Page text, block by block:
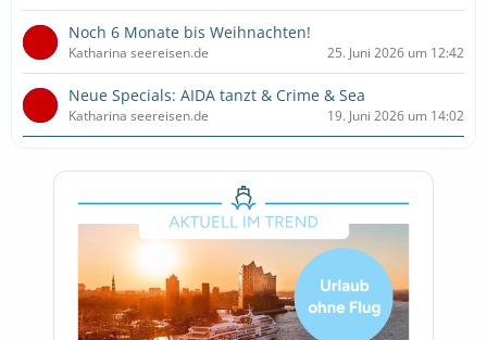
Noch 6 Monate bis Weihnachten!
Katharina seereisen.de 25. Juni 2026 um 12:42
Neue Specials: AIDA tanzt & Crime & Sea
Katharina seereisen.de 19. Juni 2026 um 14:02